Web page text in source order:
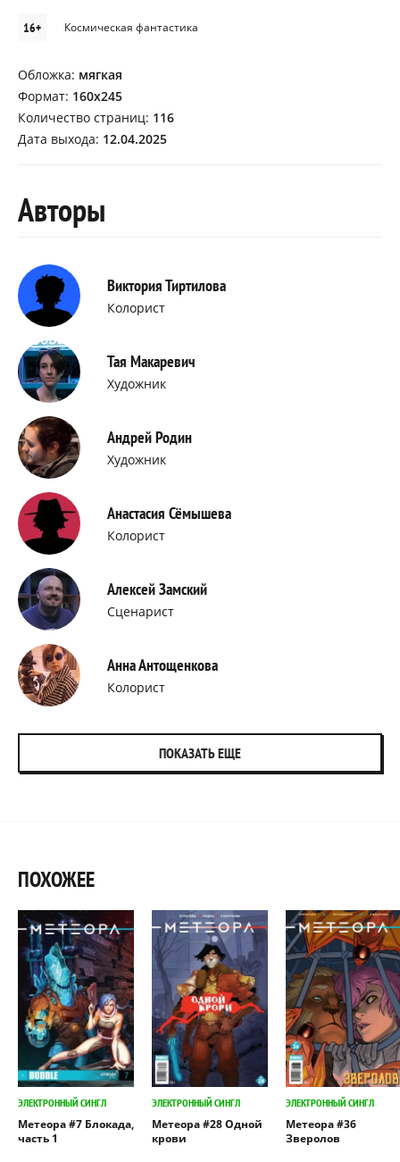
16+ Космическая фантастика
Обложка: мягкая
Формат: 160х245
Количество страниц: 116
Дата выхода: 12.04.2025
Авторы
Виктория Тиртилова
Колорист
Тая Макаревич
Художник
Андрей Родин
Художник
Анастасия Сёмышева
Колорист
Алексей Замский
Сценарист
Анна Антощенкова
Колорист
ПОКАЗАТЬ ЕЩЕ
ПОХОЖЕЕ
ЭЛЕКТРОННЫЙ СИНГЛ
Метеора #7 Блокада,
часть 1
ЭЛЕКТРОННЫЙ СИНГЛ
Метеора #28 Одной
крови
ЭЛЕКТРОННЫЙ СИНГЛ
Метеора #36
Зверолов